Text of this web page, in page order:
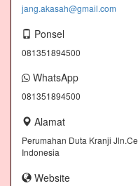
jang.akasah@gmail.com
Ponsel
081351894500
WhatsApp
081351894500
Alamat
Perumahan Duta Kranji
Indonesia
Website